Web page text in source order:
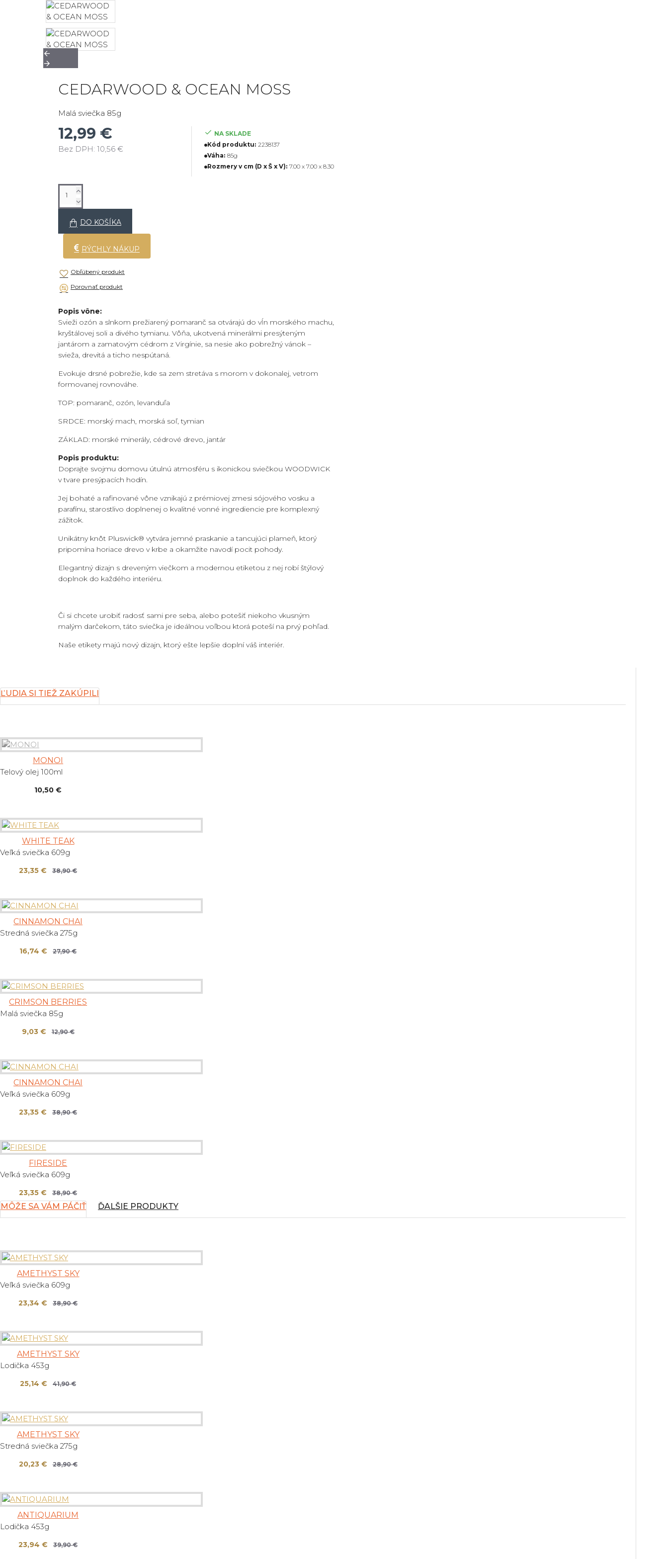
CEDARWOOD & OCEAN MOSS
Malá sviečka 85g
12,99 €
Bez DPH: 10,56 €
NA SKLADE
Kód produktu: 2238137
Váha: 85g
Rozmery v cm (D x Š x V): 7.00 x 7.00 x 8.30
DO KOŠÍKA
RÝCHLY NÁKUP
Obľúbený produkt
Porovnať produkt
Popis vône:
Svieži ozón a slnkom prežiarený pomaranč sa otvárajú do vĺn morského machu,
kryštálovej soli a divého tymianu. Vôňa, ukotvená minerálmi presýteným
jantárom a zamatovým cédrom z Virgínie, sa nesie ako pobrežný vánok –
svieža, drevitá a ticho nespútaná.
Evokuje drsné pobrežie, kde sa zem stretáva s morom v dokonalej, vetrom
formovanej rovnováhe.
TOP: pomaranč, ozón, levanduľa
SRDCE: morský mach, morská soľ, tymian
ZÁKLAD: morské minerály, cédrové drevo, jantár
Popis produktu:
Doprajte svojmu domovu útulnú atmosféru s ikonickou sviečkou WOODWICK
v tvare presýpacích hodín.
Jej bohaté a rafinované vône vznikajú z prémiovej zmesi sójového vosku a
parafínu, starostlivo doplnenej o kvalitné vonné ingrediencie pre komplexný
zážitok.
Unikátny knôt Pluswick® vytvára jemné praskanie a tancujúci plameň, ktorý
pripomína horiace drevo v krbe a okamžite navodí pocit pohody.
Elegantný dizajn s dreveným viečkom a modernou etiketou z nej robí štýlový
doplnok do každého interiéru.
Či si chcete urobiť radosť sami pre seba, alebo potešiť niekoho vkusným
malým darčekom, táto sviečka je ideálnou voľbou ktorá poteší na prvý pohľad.
Naše etikety majú nový dizajn, ktorý ešte lepšie doplní váš interiér.
ĽUDIA SI TIEŽ ZAKÚPILI
MONOI
Telový olej 100ml
10,50 €
WHITE TEAK
Veľká sviečka 609g
23,35 € 38,90 €
CINNAMON CHAI
Stredná sviečka 275g
16,74 € 27,90 €
CRIMSON BERRIES
Malá sviečka 85g
9,03 € 12,90 €
CINNAMON CHAI
Veľká sviečka 609g
23,35 € 38,90 €
FIRESIDE
Veľká sviečka 609g
23,35 € 38,90 €
MÔŽE SA VÁM PÁČIŤ ĎALŠIE PRODUKTY
AMETHYST SKY
Veľká sviečka 609g
23,34 € 38,90 €
AMETHYST SKY
Lodička 453g
25,14 € 41,90 €
AMETHYST SKY
Stredná sviečka 275g
20,23 € 28,90 €
ANTIQUARIUM
Lodička 453g
23,94 € 39,90 €